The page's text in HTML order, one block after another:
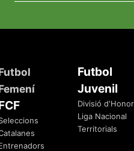
Futbol
Juvenil
Divisió d'Honor
Liga Nacional
Territorials